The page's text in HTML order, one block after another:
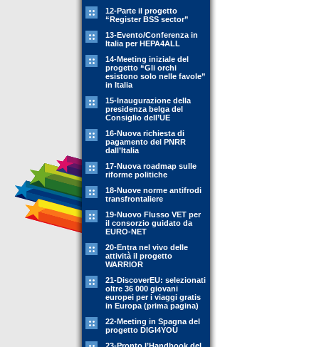
12-Parte il progetto
“Register BSS sector”
13-Evento/Conferenza in
Italia per HEPA4ALL
14-Meeting iniziale del
progetto “Gli orchi
esistono solo nelle favole”
in Italia
15-Inaugurazione della
presidenza belga del
Consiglio dell’UE
16-Nuova richiesta di
pagamento del PNRR
dall’Italia
17-Nuova roadmap sulle
riforme politiche
18-Nuove norme antifrodi
transfrontaliere
19-Nuovo Flusso VET per
il consorzio guidato da
EURO-NET
20-Entra nel vivo delle
attività il progetto
WARRIOR
21-DiscoverEU: selezionati
oltre 36 000 giovani
europei per i viaggi gratis
in Europa (prima pagina)
22-Meeting in Spagna del
progetto DIGI4YOU